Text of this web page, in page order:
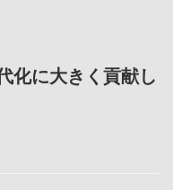
化に大きく貢献し